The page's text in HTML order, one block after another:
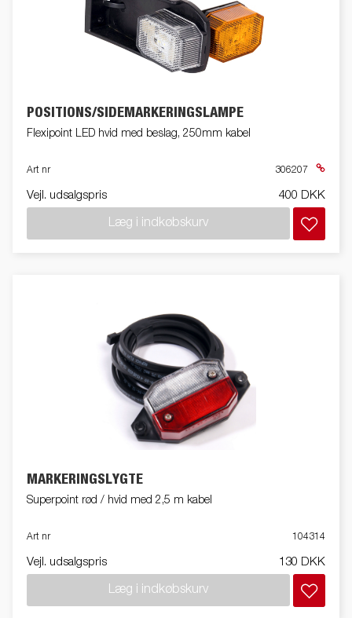
POSITIONS/SIDEMARKERINGSLAMPE
Flexipoint LED hvid med beslag, 250mm kabel
Art nr 306207
Vejl. udsalgspris 400 DKK
Læg i indkøbskurv
MARKERINGSLYGTE
Superpoint rød / hvid med 2,5 m kabel
Art nr 104314
Vejl. udsalgspris 130 DKK
Læg i indkøbskurv